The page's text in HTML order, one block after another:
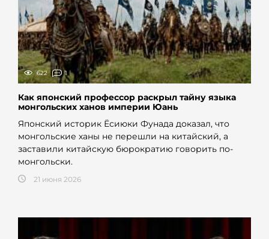
622 1
Как японский профессор раскрыл тайну языка
монгольских ханов империи Юань
Японский историк Ёсиюки Фунада доказал, что
монгольские ханы не перешли на китайский, а
заставили китайскую бюрократию говорить по-
монгольски.
21 июня 2026